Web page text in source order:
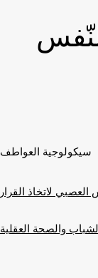
* سيكولوجية العواطف
العصبي لاتخاذ القرار
الشباب والصحة العقلية